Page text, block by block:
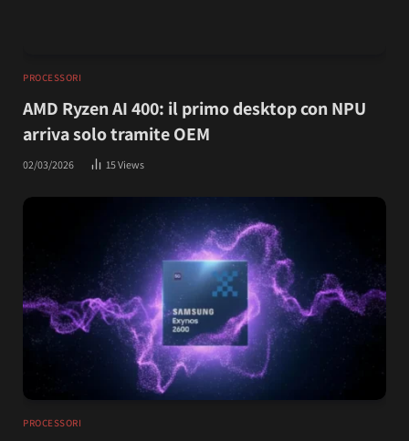
PROCESSORI
AMD Ryzen AI 400: il primo desktop con NPU
arriva solo tramite OEM
02/03/2026 15Views
PROCESSORI